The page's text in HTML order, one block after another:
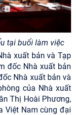
tại buổi làm việc
xuất bản và Tạp
đốc Nhà xuất bản
Nhà xuất bản và
của Nhà xuất
Thị Hoài Phương,
Việt Nam cùng đại